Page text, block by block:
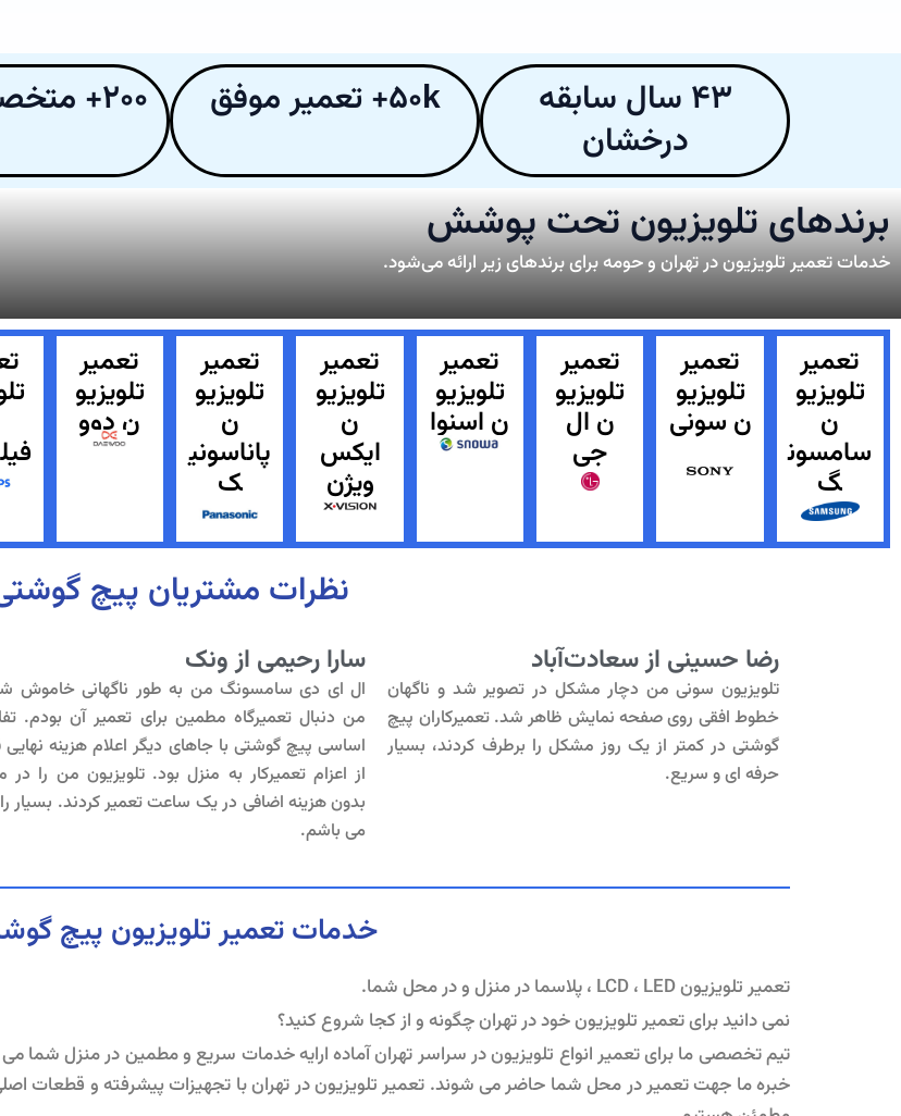
۴۳ سال سابقه
درخشان
۵۰k+ تعمیر موفق ۲۰۰+ متخصص فعال
برندهای تلویزیون تحت پوشش
خدمات تعمیر تلویزیون در تهران و حومه برای برندهای زیر ارائه می‌شود.
تعمیر
تلویزیو
ن
سامسون
گ
تعمیر
تلویزیو
ن سونی
تعمیر
تلویزیو
ن ال
جی
تعمیر
تلویزیو
ن اسنوا
تعمیر
تلویزیو
ن
ایکس
ویژن
تعمیر
تلویزیو
ن
پاناسونی
ک
تعمیر
تلویزیو
ن دوو
نظرات مشتریان پیچ
رضا حسینی از سعادت‌آباد
تلویزیون سونی من دچار مشکل در تصویر شد و ناگهان
خطوط افقی روی صفحه نمایش ظاهر شد. تعمیرکاران پیچ
گوشتی در کمتر از یک روز مشکل را برطرف کردند، بسیار
حرفه ای و سریع.
سارا رحیمی از ونک
ال ای دی سامسونگ من به طور ناگهانی خاموش
من دنبال تعمیرگاه مطمین برای تعمیر آن بودم.
اساسی پیچ گوشتی با جاهای دیگر اعلام هزینه
از اعزام تعمیرکار به منزل بود. تلویزیون من را در
بدون هزینه اضافی در یک ساعت تعمیر کردند. بسیار
می باشم.
خدمات تعمیر تلویزیون پیچ
تعمیر تلویزیون LCD ، LED ، پلاسما در منزل و در محل شما.
نمی دانید برای تعمیر تلویزیون خود در تهران چگونه و از کجا شروع کنید؟
خبره ما جهت تعمیر در محل شما حاضر می شوند. تعمیر تلویزیون در تهران با تجهیزات پیشرفته و قطعات اصلی